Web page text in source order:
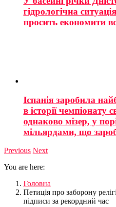
гідрологічна
просить економити
Іспанія заробила
в історії чемпіонату
однаково мізер, у
мільярдами, що
Previous Next
You are here:
Головна
Петиція про заборону
підписи за рекордний час